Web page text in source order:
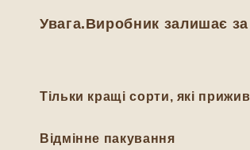
Увага.Виробник залишає
Тільки кращі сорти, які
Відмінне пакування